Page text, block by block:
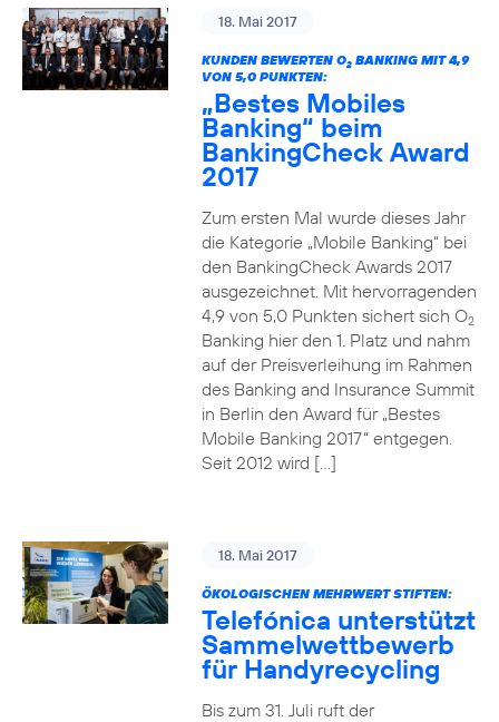
18. Mai 2017
KUNDEN BEWERTEN O2BANKING MIT 4,9
VON 5,0 PUNKTEN:
„Bestes Mobiles
Banking“ beim
BankingCheck Award
2017
Zum ersten Mal wurde dieses Jahr
die Kategorie „Mobile Banking“ bei
den BankingCheck Awards 2017
ausgezeichnet. Mit hervorragenden
4,9 von 5,0 Punkten sichert sich O2
Banking hier den 1. Platz und nahm
auf der Preisverleihung im Rahmen
des Banking and Insurance Summit
in Berlin den Award für „Bestes
Mobile Banking 2017“ entgegen.
Seit 2012 wird […]
18. Mai 2017
ÖKOLOGISCHEN MEHRWERT STIFTEN:
Telefónica unterstützt
Sammelwettbewerb
für Handyrecycling
Bis zum 31. Juli ruft der